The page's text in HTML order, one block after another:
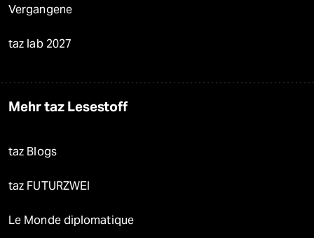
Vergangene
taz lab 2027
Mehr taz Lesestoff
taz Blogs
taz FUTURZWEI
Le Monde diplomatique